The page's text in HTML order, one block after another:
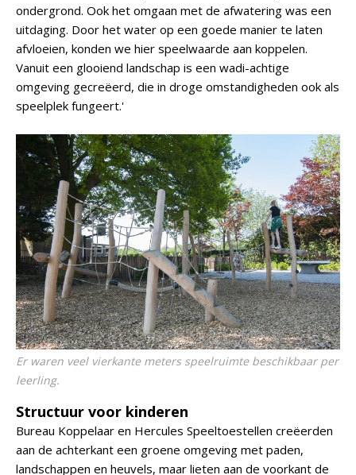
ondergrond. Ook het omgaan met de afwatering was een
uitdaging. Door het water op een goede manier te laten
afvloeien, konden we hier speelwaarde aan koppelen.
Vanuit een glooiend landschap is een wadi-achtige
omgeving gecreëerd, die in droge omstandigheden ook als
speelplek fungeert.'
Er waren veel vierkante meters speelruimte beschikbaar per
leerling.
Structuur voor kinderen
Bureau Koppelaar en Hercules Speeltoestellen creëerden
aan de achterkant een groene omgeving met paden,
landschappen en heuvels, maar lieten aan de voorkant de